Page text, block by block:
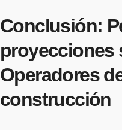
Conclusión:
proyecciones
Operadores
construcción